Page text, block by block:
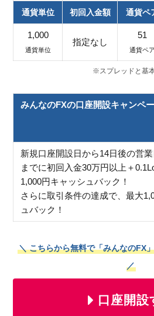
通貨単位 初回入金額 通貨ペ
1,000
通貨単位
指定なし
51
通貨ペア
※スプレッドと基
みんなのFXの口座開設キャンペ
新規口座開設日から14日後の営
までに初回入金30万円以上＋
1,000円キャッシュバック！
さらに取引条件の達成で、最大
ュバック！
＼ こちらから無料で「みんなのFX
／
口座開設